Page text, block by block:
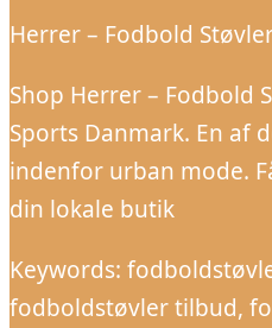
Herrer – Fodbold
Shop Herrer – Fodbold
Sports Danmark. En af
indenfor urban mode.
din lokale butik
Keywords:
fodboldstøvler tilbud,